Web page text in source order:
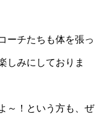
ーチたちも体を張っ
しみにしておりま
～！という方も、ぜ